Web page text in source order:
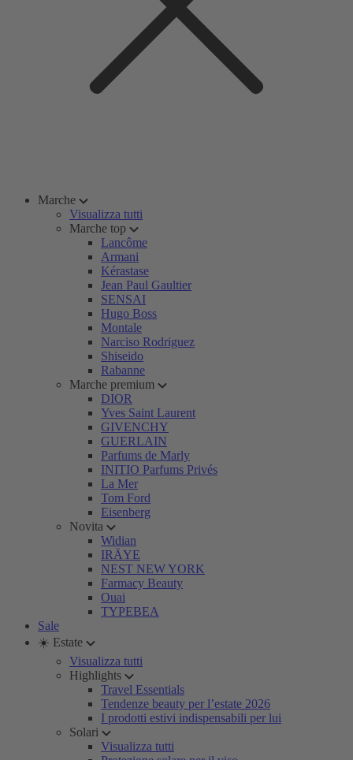
Marche
Visualizza tutti
Marche top
Lancôme
Armani
Kérastase
Jean Paul Gaultier
SENSAI
Hugo Boss
Montale
Narciso Rodriguez
Shiseido
Rabanne
Marche premium
DIOR
Yves Saint Laurent
GIVENCHY
GUERLAIN
Parfums de Marly
INITIO Parfums Privés
La Mer
Tom Ford
Eisenberg
Novita
Widian
IRÄYE
NEST NEW YORK
Farmacy Beauty
Ouai
TYPEBEA
Sale
☀️ Estate
Visualizza tutti
Highlights
Travel Essentials
Tendenze beauty per l’estate 2026
I prodotti estivi indispensabili per lui
Solari
Visualizza tutti